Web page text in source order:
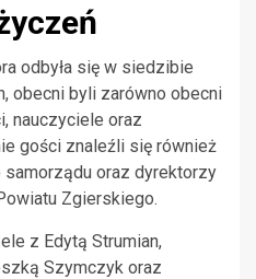
odbyła się w siedzibie
obecni byli zarówno obecni
nauczyciele oraz
gości znaleźli się również
oraz dyrektorzy
Zgierskiego.
z Edytą Strumian,
Szymczyk oraz